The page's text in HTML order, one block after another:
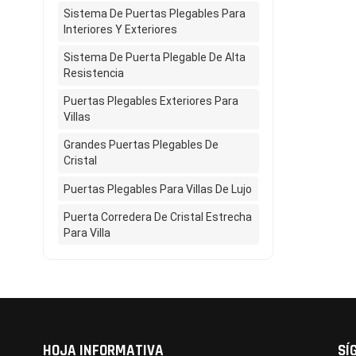
Sistema De Puertas Plegables Para
Interiores Y Exteriores
Sistema De Puerta Plegable De Alta
Resistencia
Puertas Plegables Exteriores Para
Villas
Grandes Puertas Plegables De
Cristal
Puertas Plegables Para Villas De Lujo
Puerta Corredera De Cristal Estrecha
Para Villa
HOJA INFORMATIVA